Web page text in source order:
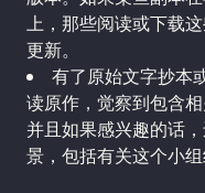
上，那些阅读或下载
更新。
有了原始文字抄本
读原作，觉察到包含
并且如果感兴趣的话
景，包括有关这个小组